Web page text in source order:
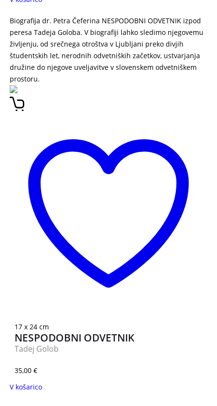
Biografija dr. Petra Čeferina NESPODOBNI ODVETNIK izpod
peresa Tadeja Goloba. V biografiji lahko sledimo njegovemu
življenju, od srečnega otroštva v Ljubljani preko divjih
študentskih let, nerodnih odvetniških začetkov, ustvarjanja
družine do njegove uveljavitve v slovenskem odvetniškem
prostoru.
17 x 24 cm
NESPODOBNI ODVETNIK
Tadej Golob
35,00 €
V košarico